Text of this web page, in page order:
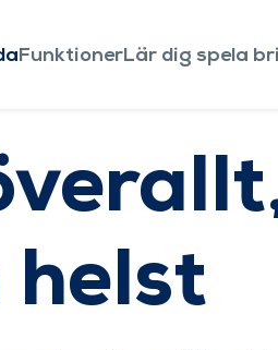
FunktionerLär dig spela
helst